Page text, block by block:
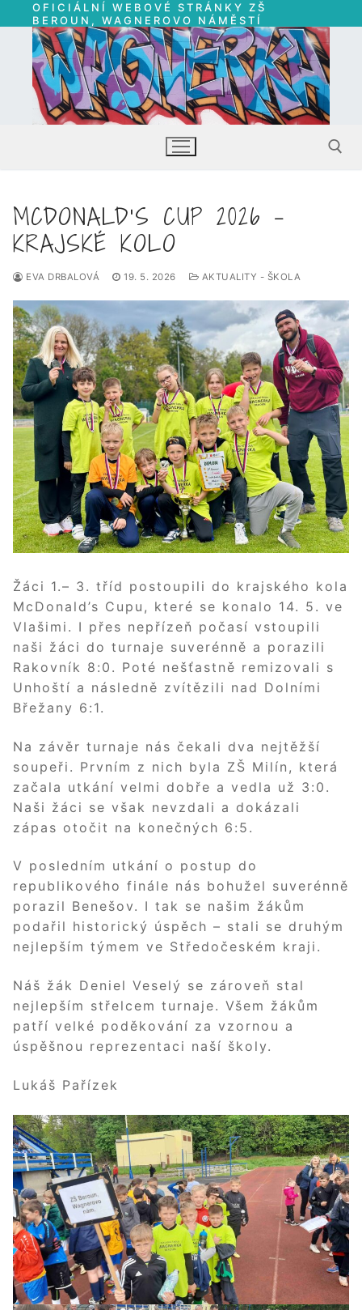
Přeskočit
na
obsah
OFICIÁLNÍ WEBOVÉ STRÁNKY ZŠ
BEROUN, WAGNEROVO NÁMĚSTÍ
Hledat:
MCDONALD’S CUP 2026 –
KRAJSKÉ KOLO
EVA DRBALOVÁ 19. 5. 2026 AKTUALITY - ŠKOLA
Žáci 1.– 3. tříd postoupili do krajského kola
McDonald’s Cupu, které se konalo 14. 5. ve
Vlašimi. I přes nepřízeň počasí vstoupili
naši žáci do turnaje suverénně a porazili
Rakovník 8:0. Poté nešťastně remizovali s
Unhoští a následně zvítězili nad Dolními
Břežany 6:1.
Na závěr turnaje nás čekali dva nejtěžší
soupeři. Prvním z nich byla ZŠ Milín, která
začala utkání velmi dobře a vedla už 3:0.
Naši žáci se však nevzdali a dokázali
zápas otočit na konečných 6:5.
V posledním utkání o postup do
republikového finále nás bohužel suverénně
porazil Benešov. I tak se našim žákům
podařil historický úspěch – stali se druhým
nejlepším týmem ve Středočeském kraji.
Náš žák Deniel Veselý se zároveň stal
nejlepším střelcem turnaje. Všem žákům
patří velké poděkování za vzornou a
úspěšnou reprezentaci naší školy.
Lukáš Pařízek